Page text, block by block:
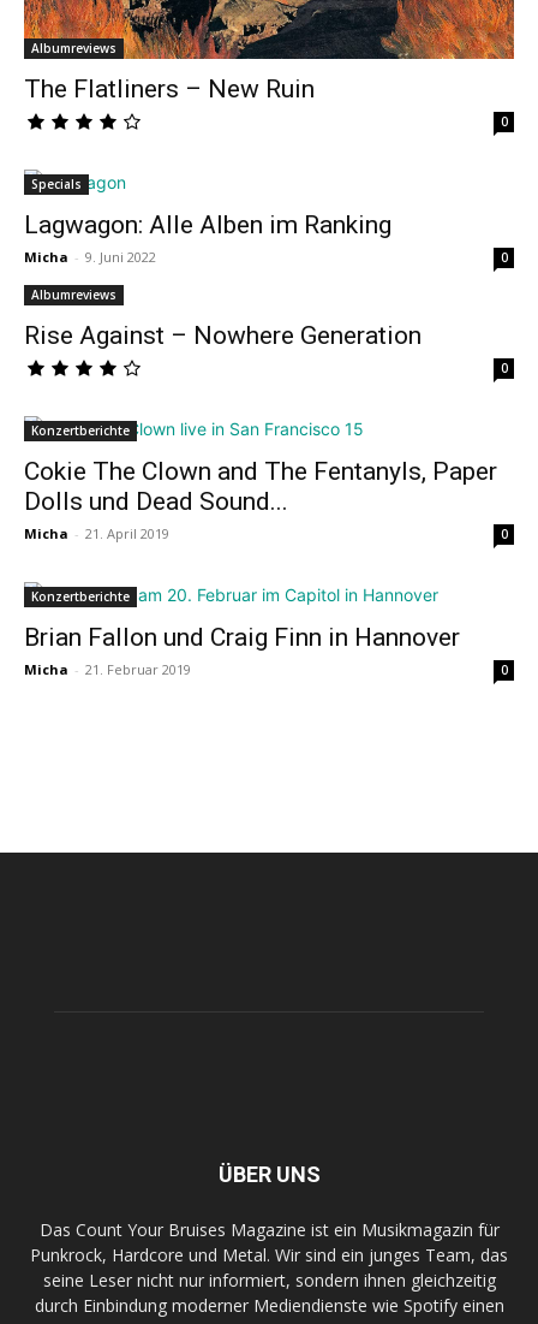
Albumreviews
The Flatliners – New Ruin
0
Specials
Lagwagon: Alle Alben im Ranking
Micha - 9. Juni 2022 0
Albumreviews
Rise Against – Nowhere Generation
0
Konzertberichte
Cokie The Clown and The Fentanyls, Paper
Dolls und Dead Sound...
Micha - 21. April 2019 0
Konzertberichte
Brian Fallon und Craig Finn in Hannover
Micha - 21. Februar 2019 0
ÜBER UNS
Das Count Your Bruises Magazine ist ein Musikmagazin für
Punkrock, Hardcore und Metal. Wir sind ein junges Team, das
seine Leser nicht nur informiert, sondern ihnen gleichzeitig
durch Einbindung moderner Mediendienste wie Spotify einen